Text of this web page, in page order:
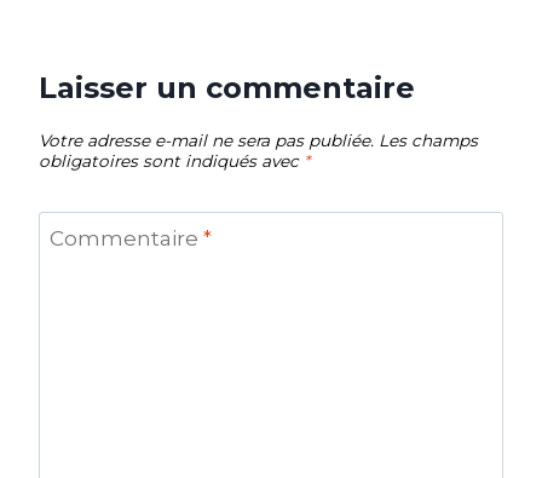
Laisser un commentaire
Votre adresse e-mail ne sera pas publiée. Les champs
obligatoires sont indiqués avec *
Commentaire *